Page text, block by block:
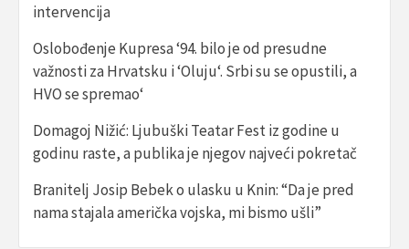
intervencija
Oslobođenje Kupresa ‘94. bilo je od presudne
važnosti za Hrvatsku i ‘Oluju‘. Srbi su se opustili, a
HVO se spremao‘
Domagoj Nižić: Ljubuški Teatar Fest iz godine u
godinu raste, a publika je njegov najveći pokretač
Branitelj Josip Bebek o ulasku u Knin: “Da je pred
nama stajala američka vojska, mi bismo ušli”